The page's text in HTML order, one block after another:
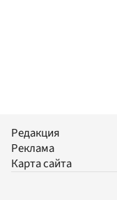
Редакция
Реклама
Карта сайта